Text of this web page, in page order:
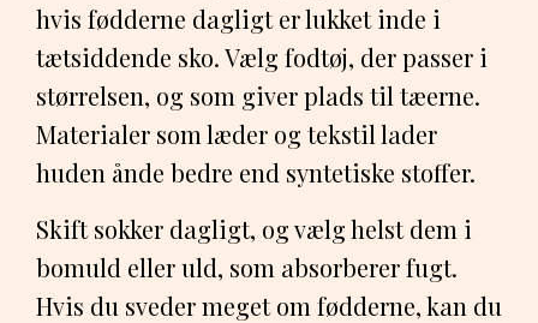
hvis fødderne dagligt er lukket inde i
tætsiddende sko. Vælg fodtøj, der passer i
størrelsen, og som giver plads til tæerne.
Materialer som læder og tekstil lader
huden ånde bedre end syntetiske stoffer.
Skift sokker dagligt, og vælg helst dem i
bomuld eller uld, som absorberer fugt.
Hvis du sveder meget om fødderne, kan du